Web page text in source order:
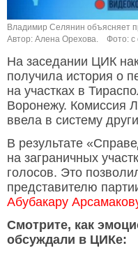
Владимир Селянин объясняет
Автор: Алена Орехова.
Фото: с
На заседании ЦИК
получила история о
на участках в
Воронежу. Комиссия
ввела в систему
В результате
на заграничных
голосов. Это
представителю
Абубакару
Смотрите, как
обсуждали в ЦИКе: